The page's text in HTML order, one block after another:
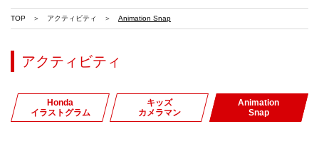
TOP アクティビティ Animation Snap
アクティビティ
Honda
イラストグラム
キッズ
カメラマン
Animation
Snap